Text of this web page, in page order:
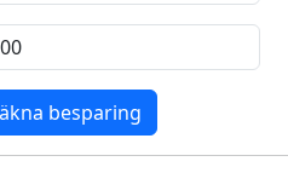
besparing